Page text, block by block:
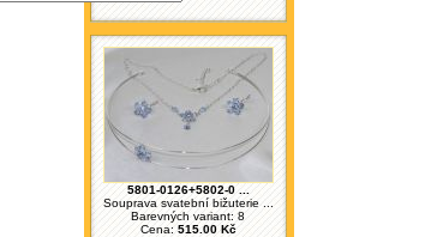
5801-0126+5802-0 ...
Souprava svatební bižuterie ...
Barevných variant: 8
Cena: 515.00 Kč